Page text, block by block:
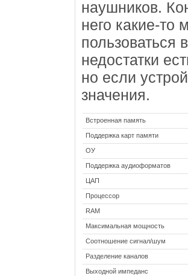
наушников.
него какие-
пользоваться
недостатки
но если
значения.
Встроенная память
Поддержка карт памяти
ОУ
Поддержка аудиоформатов
ЦАП
Процессор
RAM
Максимальная мощность
Соотношение сигнал/шум
Разделение каналов
Выходной импеданс